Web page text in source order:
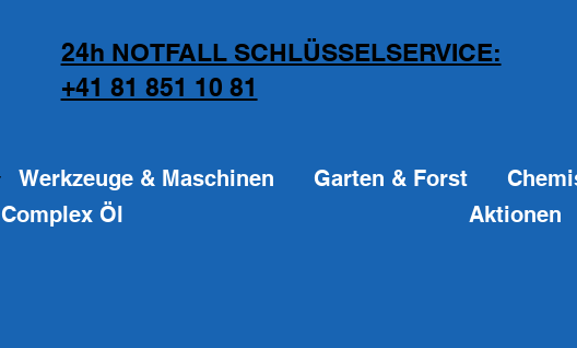
24h NOTFALL SCHLÜSSELSERVICE:
+41 81 851 10 81
Werkzeuge & Maschinen Garten & Forst
Complex Öl Aktionen